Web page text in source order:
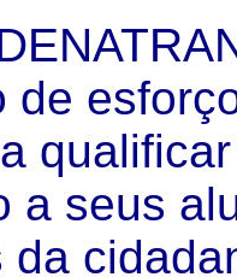
de
a seus
da